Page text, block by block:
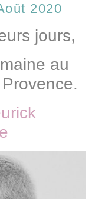
2020
jours,
au
Provence.